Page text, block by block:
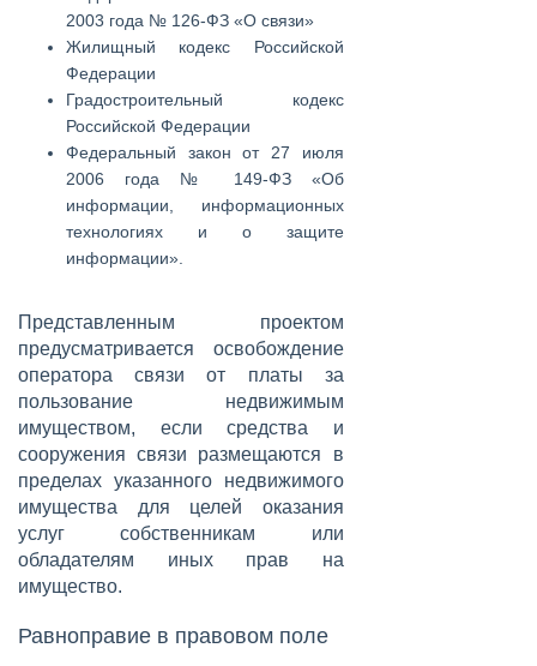
2003 года № 126-ФЗ «О связи»
Жилищный кодекс Российской
Федерации
Градостроительный кодекс
Российской Федерации
Федеральный закон от 27 июля
2006 года № 149-ФЗ «Об
информации, информационных
технологиях и о защите
информации».
Представленным проектом
предусматривается освобождение
оператора связи от платы за
пользование недвижимым
имуществом, если средства и
сооружения связи размещаются в
пределах указанного недвижимого
имущества для целей оказания
услуг собственникам или
обладателям иных прав на
имущество.
Равноправие в правовом поле